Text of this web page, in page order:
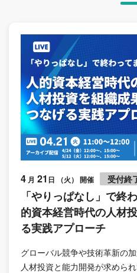
4 月 21 日 （火） 開催 受付終
「やりっぱなし」で
的資本経営時代の人材
る実践アプローチ
グローバル競争や技術革新の
人材投資と能力開発が求められ